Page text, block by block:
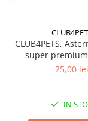
CLUB4PETS,
super
pisici, Active25,00 lei
IN